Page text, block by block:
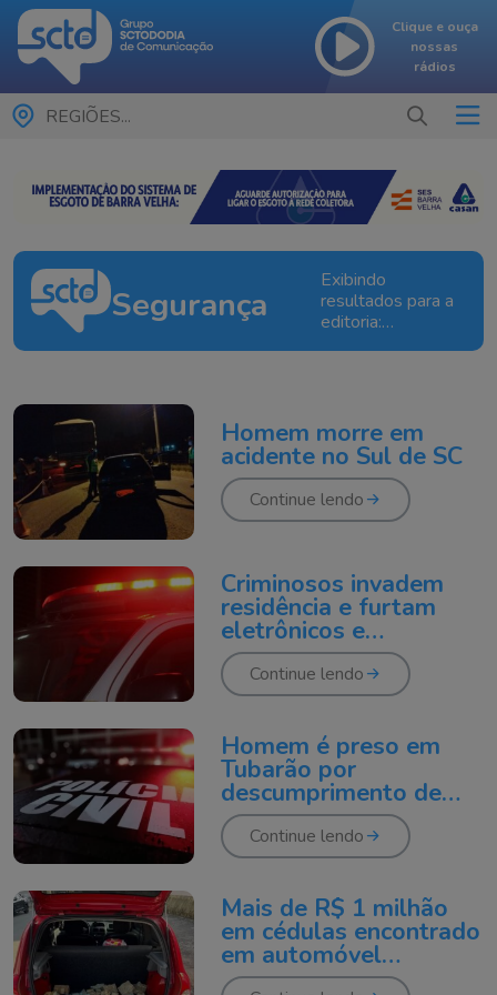
Clique e ouça
nossas
rádios
REGIÕES...
Segurança
Exibindo
resultados para a
editoria:
Homem morre em
acidente no Sul de SC
Continue lendo
Criminosos invadem
residência e furtam
eletrônicos e
eletrodomésticos
Continue lendo
Homem é preso em
Tubarão por
descumprimento de
medidas protetivas de
urgência
Continue lendo
Mais de R$ 1 milhão
em cédulas encontrado
em automóvel
abandonado pode ter